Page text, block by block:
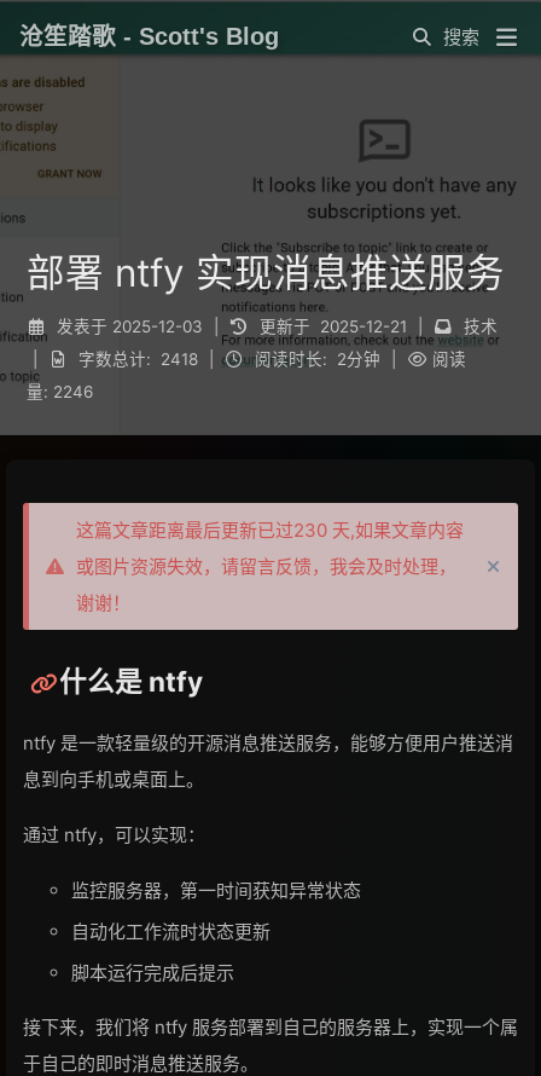
部署 ntfy 实现消息推送服务
发表于 2025-12-03 更新于 2025-12-21
技术
字数总计: 2418 阅读时长: 2分钟
阅读
量: 2246
沧笙踏歌 - Scott's Blog
这篇文章距离最后更新已过230 天,如果文章内容
或图片资源失效，请留言反馈，我会及时处理，
谢谢！
什么是 ntfy
ntfy 是一款轻量级的开源消息推送服务，能够方便用户推送消
息到向手机或桌面上。
通过 ntfy，可以实现：
监控服务器，第一时间获知异常状态
自动化工作流时状态更新
脚本运行完成后提示
接下来，我们将 ntfy 服务部署到自己的服务器上，实现一个属
于自己的即时消息推送服务。